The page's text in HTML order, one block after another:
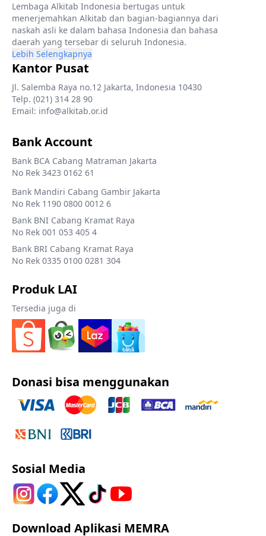
Lembaga Alkitab Indonesia bertugas untuk
menerjemahkan Alkitab dan bagian-bagiannya dari
naskah asli ke dalam bahasa Indonesia dan bahasa
daerah yang tersebar di seluruh Indonesia.
Lebih Selengkapnya
Kantor Pusat
Jl. Salemba Raya no.12 Jakarta, Indonesia 10430
Telp. (021) 314 28 90
Email: info@alkitab.or.id
Bank Account
Bank BCA Cabang Matraman Jakarta
No Rek 3423 0162 61
Bank Mandiri Cabang Gambir Jakarta
No Rek 1190 0800 0012 6
Bank BNI Cabang Kramat Raya
No Rek 001 053 405 4
Bank BRI Cabang Kramat Raya
No Rek 0335 0100 0281 304
Produk LAI
Tersedia juga di
Donasi bisa menggunakan
Sosial Media
Download Aplikasi MEMRA